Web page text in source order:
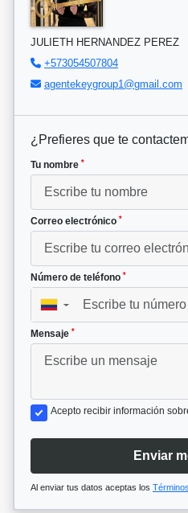
JULIETH HERNANDEZ PEREZ
+573054507804
agentekeygroup1@gmail.com
¿Prefieres que te
Tu nombre *
Correo electrónico *
Número de teléfono *
▼
Mensaje *
Acepto recibir información
Enviar
Al enviar tus datos aceptas los